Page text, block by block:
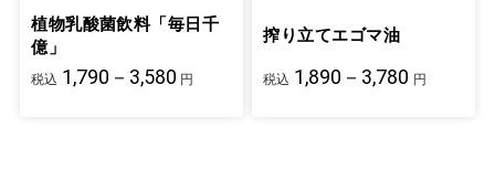
植物乳酸菌飲料「毎日千
億」
税込 1,790－3,580 円
搾り立てエゴマ油
税込 1,890－3,780 円